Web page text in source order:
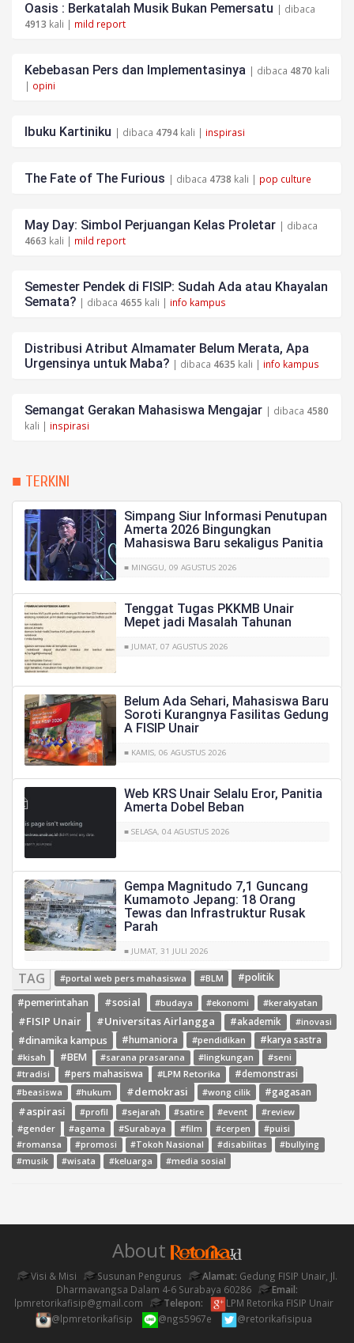
Oasis : Berkatalah Musik Bukan Pemersatu | dibaca
4913 kali | mild report
Kebebasan Pers dan Implementasinya | dibaca 4870 kali
| opini
Ibuku Kartiniku | dibaca 4794 kali | inspirasi
The Fate of The Furious | dibaca 4738 kali | pop culture
May Day: Simbol Perjuangan Kelas Proletar | dibaca
4663 kali | mild report
Semester Pendek di FISIP: Sudah Ada atau Khayalan
Semata? | dibaca 4655 kali | info kampus
Distribusi Atribut Almamater Belum Merata, Apa
Urgensinya untuk Maba? | dibaca 4635 kali | info kampus
Semangat Gerakan Mahasiswa Mengajar | dibaca 4580
kali | inspirasi
■ TERKINI
Simpang Siur Informasi Penutupan
Amerta 2026 Bingungkan
Mahasiswa Baru sekaligus Panitia
■ MINGGU, 09 AGUSTUS 2026
Tenggat Tugas PKKMB Unair
Mepet jadi Masalah Tahunan
■ JUMAT, 07 AGUSTUS 2026
Belum Ada Sehari, Mahasiswa Baru
Soroti Kurangnya Fasilitas Gedung
A FISIP Unair
■ KAMIS, 06 AGUSTUS 2026
Web KRS Unair Selalu Eror, Panitia
Amerta Dobel Beban
■ SELASA, 04 AGUSTUS 2026
Gempa Magnitudo 7,1 Guncang
Kumamoto Jepang: 18 Orang
Tewas dan Infrastruktur Rusak
Parah
■ JUMAT, 31 JULI 2026
TAG #portal web pers mahasiswa #BLM
#politik
#pemerintahan
#sosial #budaya #ekonomi #kerakyatan
#FISIP Unair #Universitas Airlangga #akademik #inovasi
#dinamika kampus #humaniora #pendidikan
#karya sastra
#kisah
#BEM #sarana prasarana #lingkungan #seni
#tradisi #pers mahasiswa #LPM Retorika #demonstrasi
#beasiswa #hukum #demokrasi #wong cilik #gagasan
#aspirasi #profil #sejarah #satire #event
#review
#gender
#agama #Surabaya #film #cerpen
#puisi
#romansa
#promosi #Tokoh Nasional #disabilitas
#bullying
#musik
#wisata #keluarga #media sosial
About
Visi & Misi Susunan Pengurus Alamat: Gedung FISIP Unair, Jl.
Dharmawangsa Dalam 4-6 Surabaya 60286
Email:
lpmretorikafisip@gmail.com
Telepon:
LPM Retorika FISIP Unair
@lpmretorikafisip
@ngs5967e @retorikafisipua